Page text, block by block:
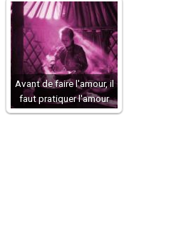
Avant de faire l'amour, il
faut pratiquer l'amour